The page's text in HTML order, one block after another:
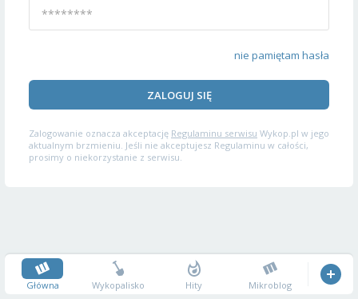
nie pamiętam hasła
ZALOGUJ SIĘ
Zalogowanie oznacza akceptację Regulaminu serwisu Wykop.pl w jego
aktualnym brzmieniu. Jeśli nie akceptujesz Regulaminu w całości,
prosimy o niekorzystanie z serwisu.
Główna Wykopalisko Hity Mikroblog